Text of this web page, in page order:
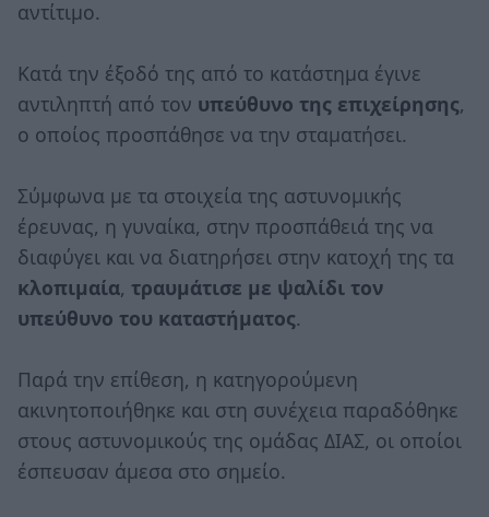
αντίτιμο.
Κατά την έξοδό της από το κατάστημα έγινε
αντιληπτή από τον υπεύθυνο της επιχείρησης,
ο οποίος προσπάθησε να την σταματήσει.
Σύμφωνα με τα στοιχεία της αστυνομικής
έρευνας, η γυναίκα, στην προσπάθειά της να
διαφύγει και να διατηρήσει στην κατοχή της τα
κλοπιμαία, τραυμάτισε με ψαλίδι τον
υπεύθυνο του καταστήματος.
Παρά την επίθεση, η κατηγορούμενη
ακινητοποιήθηκε και στη συνέχεια παραδόθηκε
στους αστυνομικούς της ομάδας ΔΙΑΣ, οι οποίοι
έσπευσαν άμεσα στο σημείο.